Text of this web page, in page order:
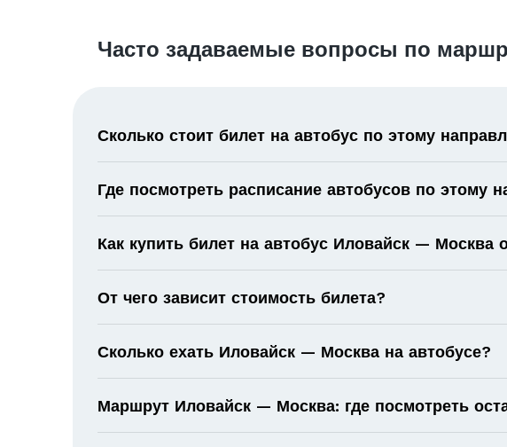
Часто задаваемые вопросы по
Сколько стоит билет на автобус по этому
Где посмотреть расписание автобусов по этому
Как купить билет на автобус Иловайск — Москва
От чего зависит стоимость билета?
Сколько ехать Иловайск — Москва на автобусе?
Маршрут Иловайск — Москва: где посмотреть